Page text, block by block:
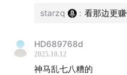
DeFi、交易所、合规监管
预测市场、DAT
文字稿
starzq : 看那边更
HD689768d
2025.10.12
神马乱七八糟的